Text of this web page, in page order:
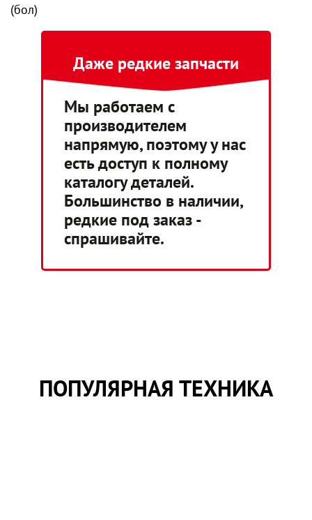
(бол)
Даже редкие запчасти
Мы работаем с
производителем
напрямую, поэтому у нас
есть доступ к полному
каталогу деталей.
Большинство в наличии,
редкие под заказ -
спрашивайте.
ПОПУЛЯРНАЯ ТЕХНИКА